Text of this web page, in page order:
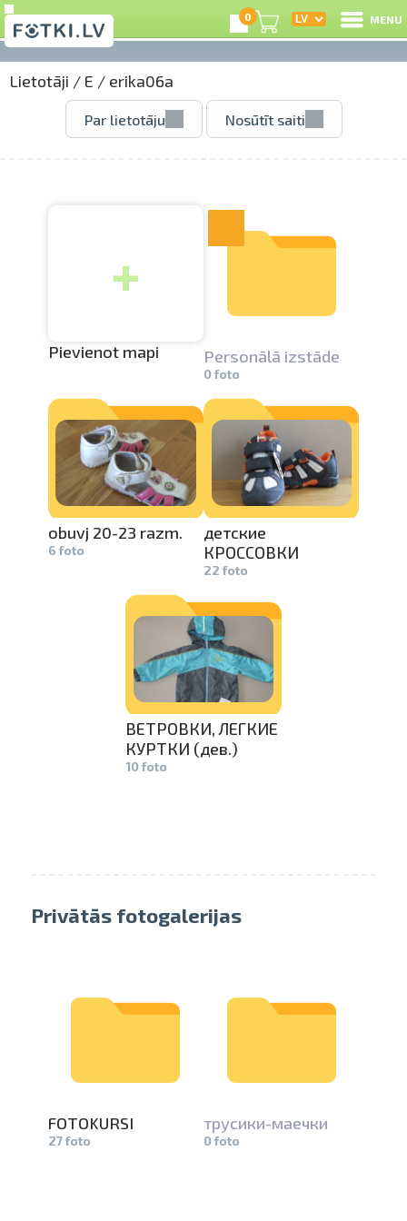
0 MENU
pavelciet, lai
Lietotāji / E / erika06a
Par lietotāju Nosūtīt saiti
+
Pievienot mapi Personālā izstāde
0 foto
obuvj 20-23 razm.
6 foto
детские
КРОССОВКИ
22 foto
ВЕТРОВКИ, ЛЕГКИЕ
КУРТКИ (дев.)
10 foto
Privātās fotogalerijas
FOTOKURSI
27 foto
трусики-ма­ечки
0 foto